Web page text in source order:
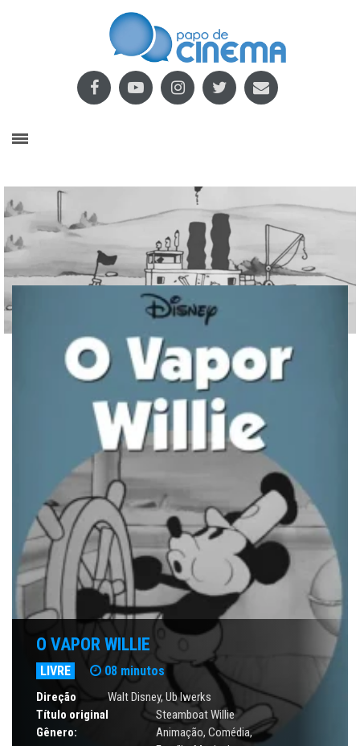
O VAPOR WILLIE
LIVRE 08 minutos
Direção Walt Disney, Ub Iwerks
Título original
Steamboat Willie
Gênero:
Animação, Comédia,